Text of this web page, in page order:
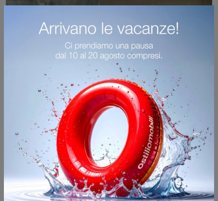
James B
Cerchi Poltrone moderne in pelle? Clicca e scopri di più sul modello James B di Flexteam.